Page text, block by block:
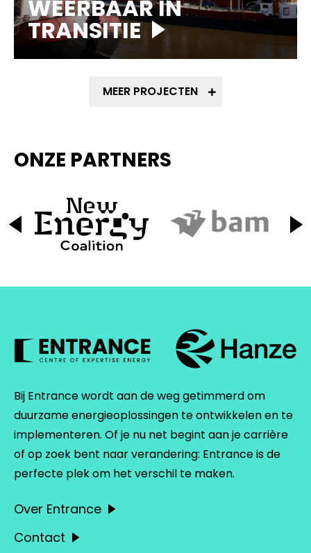
WEERBAAR IN
TRANSITIE
MEER PROJECTEN
ONZE PARTNERS
Bij Entrance wordt aan de weg getimmerd om
duurzame energieoplossingen te ontwikkelen en te
implementeren. Of je nu net begint aan je carrière
of op zoek bent naar verandering: Entrance is de
perfecte plek om het verschil te maken.
Over Entrance
Contact